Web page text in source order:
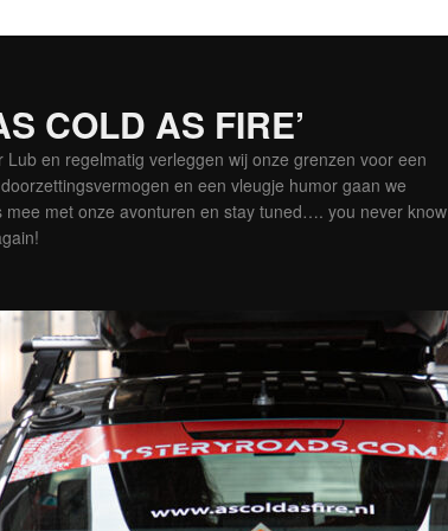
COLD AS FIRE’
Lub en regelmatig verleggen wij onze grenzen voor een
en een vleugje humor gaan we
mee met onze avonturen en stay tuned…. you never know